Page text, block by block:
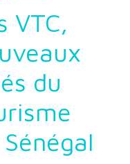
VTC,
du